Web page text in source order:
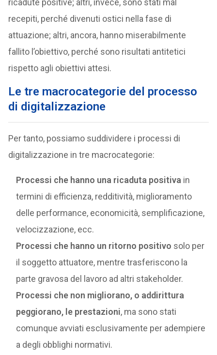
ricadute positive; altri, invece, sono stati mal
recepiti, perché divenuti ostici nella fase di
attuazione; altri, ancora, hanno miserabilmente
fallito l’obiettivo, perché sono risultati antitetici
rispetto agli obiettivi attesi.
Le tre macrocategorie del processo
di digitalizzazione
Per tanto, possiamo suddividere i processi di
digitalizzazione in tre macrocategorie:
Processi che hanno una ricaduta positiva in
termini di efficienza, redditività, miglioramento
delle performance, economicità, semplificazione,
velocizzazione, ecc.
Processi che hanno un ritorno positivo solo per
il soggetto attuatore, mentre trasferiscono la
parte gravosa del lavoro ad altri stakeholder.
Processi che non migliorano, o addirittura
peggiorano, le prestazioni, ma sono stati
comunque avviati esclusivamente per adempiere
a degli obblighi normativi.